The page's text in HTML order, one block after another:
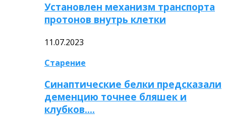
Установлен механизм транспорта
протонов внутрь клетки
11.07.2023
Старение
Синаптические белки предсказали
деменцию точнее бляшек и
клубков….